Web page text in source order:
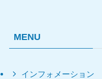
MENU
インフォメーション